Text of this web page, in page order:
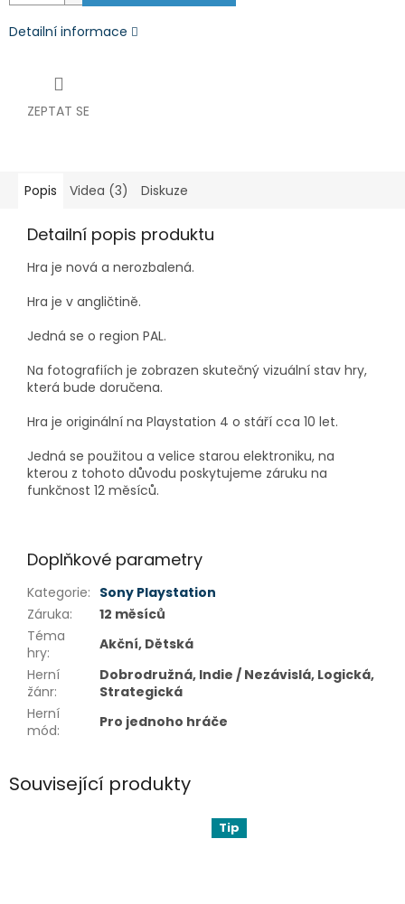
Detailní informace
ZEPTAT SE
Popis Videa (3) Diskuze
Detailní popis produktu
Hra je nová a nerozbalená.
Hra je v angličtině.
Jedná se o region PAL.
Na fotografiích je zobrazen skutečný vizuální stav hry,
která bude doručena.
Hra je originální na Playstation 4 o stáří cca 10 let.
Jedná se použitou a velice starou elektroniku, na
kterou z tohoto důvodu poskytujeme záruku na
funkčnost 12 měsíců.
Doplňkové parametry
Kategorie: Sony Playstation
Záruka:
12 měsíců
Téma
hry:
Akční, Dětská
Herní
žánr:
Dobrodružná, Indie / Nezávislá, Logická,
Strategická
Herní
mód: Pro jednoho hráče
Související produkty
Tip